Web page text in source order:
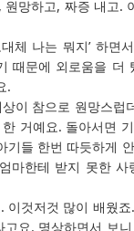
망하고, 짜증 내고.
체 나는 뭐지’ 하면
때문에 외로움을 더
.
이 참으로 원망스럽
거예요. 돌아서면
들 한번 따듯하게
마한테 받지 못한 사
것저것 많이 배웠
요. 명상하면서 보